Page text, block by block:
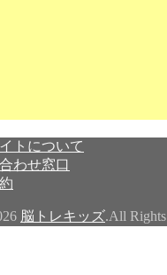
トについて
わせ窓口
脳トレキッズ.All Rights